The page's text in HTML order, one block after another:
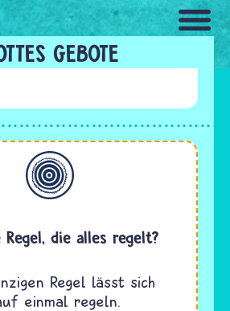
GEBOTE
die alles regelt?
Regel lässt sich
einmal regeln.